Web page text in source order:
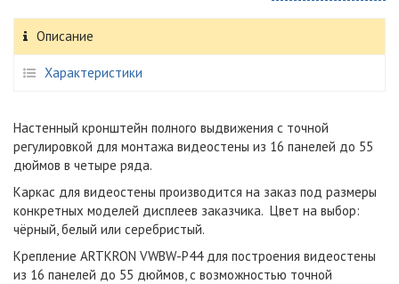
Описание
Характеристики
Настенный кронштейн полного выдвижения с точной
регулировкой для монтажа видеостены из 16 панелей до 55
дюймов в четыре ряда.
Каркас для видеостены производится на заказ под размеры
конкретных моделей дисплеев заказчика. Цвет на выбор:
чёрный, белый или серебристый.
Крепление ARTKRON VWBW-P44 для построения видеостены
из 16 панелей до 55 дюймов, с возможностью точной